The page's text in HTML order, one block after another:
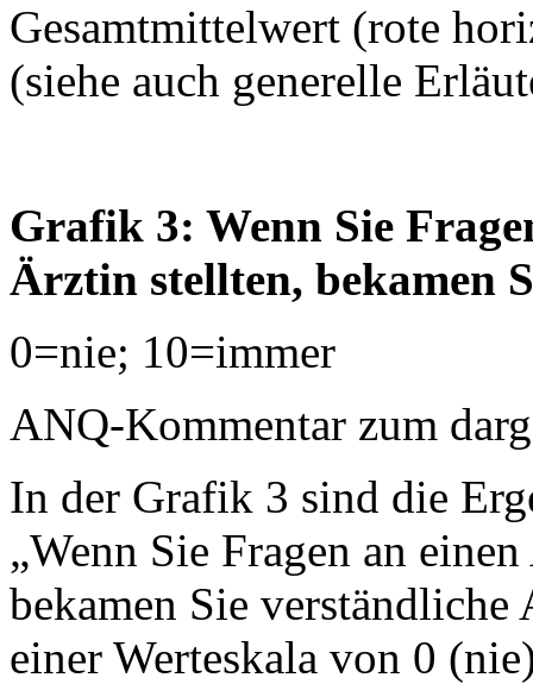
Gesamtmittelwert (rote
(siehe auch generelle
Grafik 3: Wenn Sie
Ärztin stellten, bekamen
0=nie; 10=immer
ANQ-Kommentar zum
In der Grafik 3 sind die
„Wenn Sie Fragen an
bekamen Sie
einer Werteskala von 0